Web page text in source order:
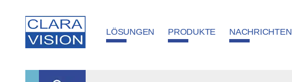
LÖSUNGEN PRODUKTE NACHRICHTEN